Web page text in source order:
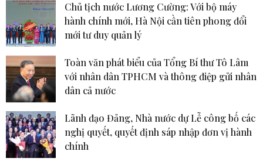
Chủ tịch nước Lương Cường: Với bộ máy
hành chính mới, Hà Nội cần tiên phong đổi
mới tư duy quản lý
Toàn văn phát biểu của Tổng Bí thư Tô Lâm
với nhân dân TPHCM và thông điệp gửi nhân
dân cả nước
Lãnh đạo Đảng, Nhà nước dự Lễ công bố các
nghị quyết, quyết định sáp nhập đơn vị hành
chính